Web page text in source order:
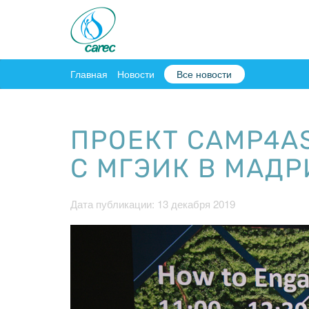
Главная Новости Все новости
ПРОЕКТ
С МГЭИК В
Дата публикации: 13 декабря 2019